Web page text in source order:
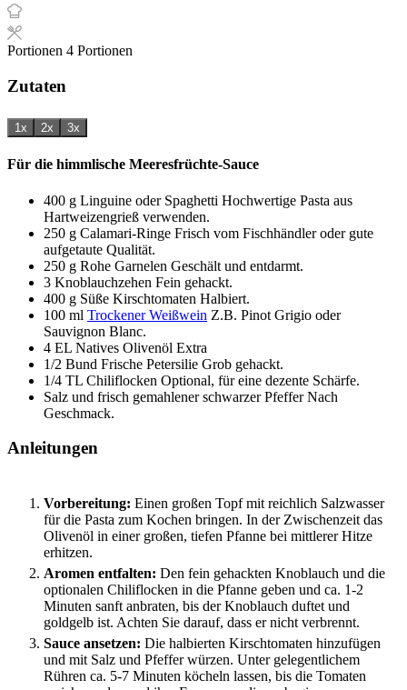
Portionen 4 Portionen
Zutaten
1x 2x 3x
Für die himmlische Meeresfrüchte-Sauce
400 g Linguine oder Spaghetti Hochwertige Pasta aus
Hartweizengrieß verwenden.
250 g Calamari-Ringe Frisch vom Fischhändler oder gute
aufgetaute Qualität.
250 g Rohe Garnelen Geschält und entdarmt.
3 Knoblauchzehen Fein gehackt.
400 g Süße Kirschtomaten Halbiert.
100 ml Trockener Weißwein Z.B. Pinot Grigio oder
Sauvignon Blanc.
4 EL Natives Olivenöl Extra
1/2 Bund Frische Petersilie Grob gehackt.
1/4 TL Chiliflocken Optional, für eine dezente Schärfe.
Salz und frisch gemahlener schwarzer Pfeffer Nach
Geschmack.
Anleitungen
Vorbereitung: Einen großen Topf mit reichlich Salzwasser
für die Pasta zum Kochen bringen. In der Zwischenzeit das
Olivenöl in einer großen, tiefen Pfanne bei mittlerer Hitze
erhitzen.
Aromen entfalten: Den fein gehackten Knoblauch und die
optionalen Chiliflocken in die Pfanne geben und ca. 1-2
Minuten sanft anbraten, bis der Knoblauch duftet und
goldgelb ist. Achten Sie darauf, dass er nicht verbrennt.
Sauce ansetzen: Die halbierten Kirschtomaten hinzufügen
und mit Salz und Pfeffer würzen. Unter gelegentlichem
Rühren ca. 5-7 Minuten köcheln lassen, bis die Tomaten